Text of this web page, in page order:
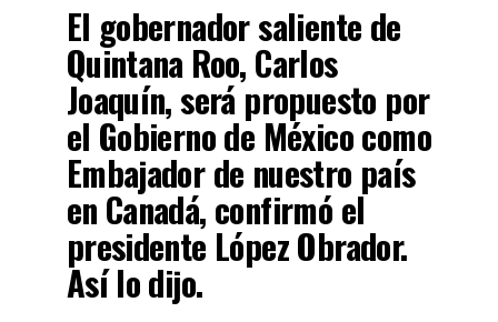
El gobernador saliente de
Quintana Roo, Carlos
Joaquín, será propuesto por
el Gobierno de México como
Embajador de nuestro país
en Canadá, confirmó el
presidente López Obrador.
Así lo dijo.